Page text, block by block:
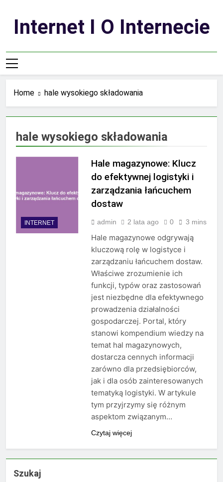
contentInternet I O Internecie
Home hale wysokiego składowania
hale wysokiego składowania
INTERNET
Hale magazynowe: Klucz
do efektywnej logistyki i
zarządzania łańcuchem
dostaw
admin 2 lata ago 0 3 mins
Hale magazynowe odgrywają
kluczową rolę w logistyce i
zarządzaniu łańcuchem dostaw.
Właściwe zrozumienie ich
funkcji, typów oraz zastosowań
jest niezbędne dla efektywnego
prowadzenia działalności
gospodarczej. Portal, który
stanowi kompendium wiedzy na
temat hal magazynowych,
dostarcza cennych informacji
zarówno dla przedsiębiorców,
jak i dla osób zainteresowanych
tematyką logistyki. W artykule
tym przyjrzymy się różnym
aspektom związanym…
Czytaj więcej
Szukaj